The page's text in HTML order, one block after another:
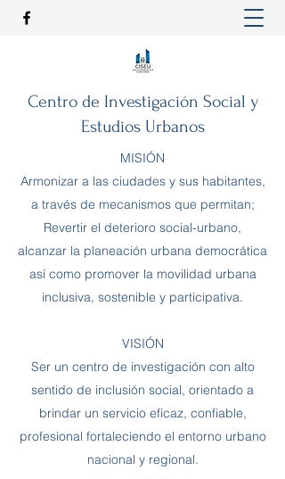
Centro de Investigación Social y
Estudios Urbanos
MISIÓN
Armonizar a las ciudades y sus habitantes,
a través de mecanismos que permitan;
Revertir el deterioro social-urbano,
alcanzar la planeación urbana democrática
así como promover la movilidad urbana
inclusiva, sostenible y participativa.
VISIÓN
Ser un centro de investigación con alto
sentido de inclusión social, orientado a
brindar un servicio eficaz, confiable,
profesional fortaleciendo el entorno urbano
nacional y regional.